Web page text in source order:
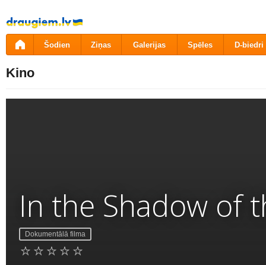
Pāriet
uz
saturu
Šodien Ziņas Galerijas Spēles D-biedri
Kino
In the Shadow of
Dokumentālā filma